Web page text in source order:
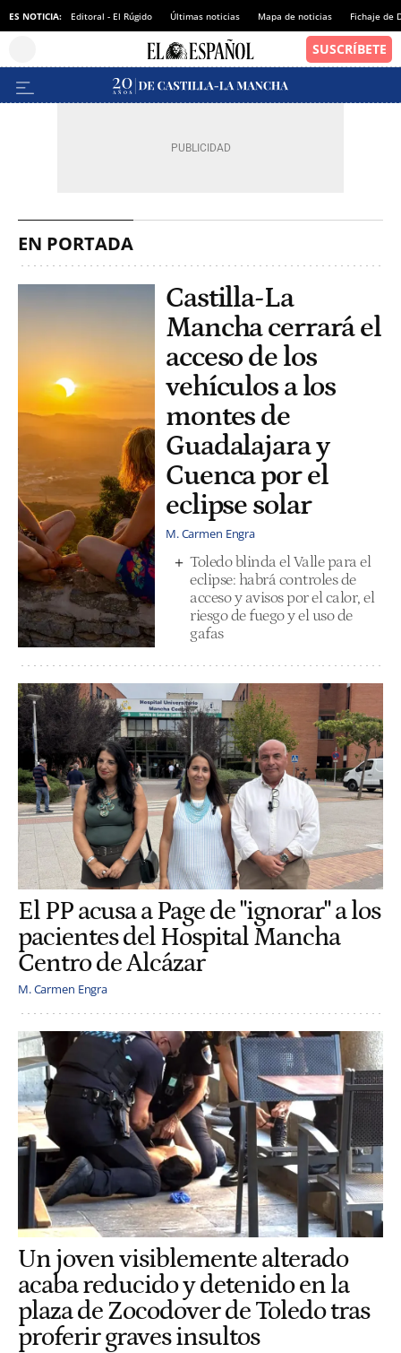
ES NOTICIA: Editoral - El Rúgido Últimas noticias Mapa de noticias Fichaje de
EN PORTADA
Castilla-La
Mancha cerrará el
acceso de los
vehículos a los
montes de
Guadalajara y
Cuenca por el
eclipse solar
M. Carmen Engra
Toledo blinda el Valle para el
eclipse: habrá controles de
acceso y avisos por el calor, el
riesgo de fuego y el uso de
gafas
El PP acusa a Page de "ignorar" a los
pacientes del Hospital Mancha
Centro de Alcázar
M. Carmen Engra
Un joven visiblemente alterado
acaba reducido y detenido en la
plaza de Zocodover de Toledo tras
proferir graves insultos